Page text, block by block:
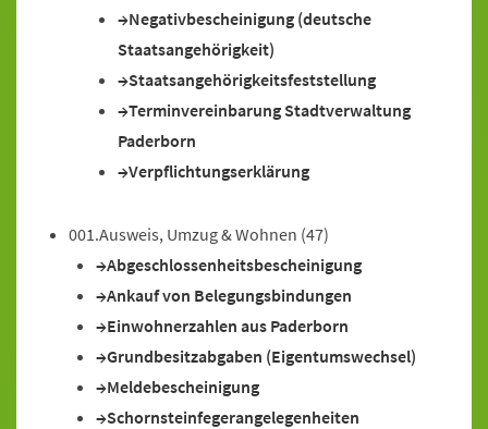
Negativbescheinigung (deutsche
Staatsangehörigkeit)
Staatsangehörigkeitsfeststellung
Terminvereinbarung Stadtverwaltung
Paderborn
Verpflichtungserklärung
001.Ausweis, Umzug & Wohnen (47)
Abgeschlossenheitsbescheinigung
Ankauf von Belegungsbindungen
Einwohnerzahlen aus Paderborn
Grundbesitzabgaben (Eigentumswechsel)
Meldebescheinigung
Schornsteinfegerangelegenheiten